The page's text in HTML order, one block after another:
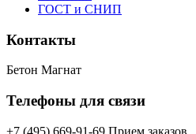
ГОСТ и СНИП
Контакты
Бетон Магнат
Телефоны для связи
+7 (495) 669-91-69 Прием заказов